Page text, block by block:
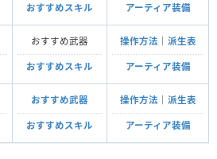
おすすめスキル アーティア装備
おすすめ武器
おすすめスキル
操作方法 派生表
アーティア装備
おすすめ武器
おすすめスキル
操作方法 派生表
アーティア装備